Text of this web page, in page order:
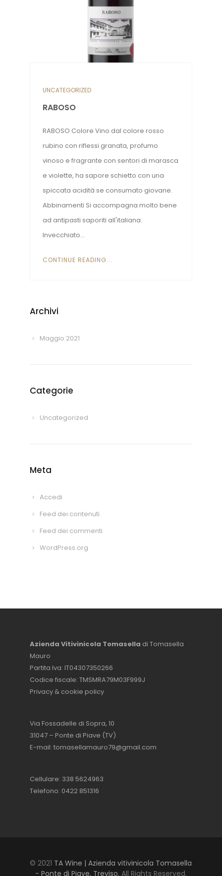
UNCATEGORIZED
RABOSO
RABOSO Colore Vino dal colore rosso
rubino con riflessi granata, profumo
vinoso e fragrante con sentori di marasca
e violette, ha sapore schietto con una
spiccata acidità se consumato giovane.
Abbinamenti Si accompagna molto bene
ad antipasti saporiti all'italiana.
Invecchiato...
CONTINUE READING...
Archivi
Maggio 2021
Categorie
Uncategorized
Meta
Accedi
Feed dei contenuti
Feed dei commenti
WordPress.org
Azienda Vitivinicola Tomasella di Tomasella
Mauro
Partita Iva: IT04307350266
Codice fiscale: TMSMRA79M03F999J
Privacy & cookie policy
Via Fossadelle di Sopra, 10
31047 – Ponte di Piave (TV)
E-mail: tomasellamauro79@gmail.com
Cellulare: 338 5624963
Telefono: 0422 851316
© 2021 TA Wine | Azienda vitivinicola Tomasella
- Ponte di Piave, Treviso, All Rights Reserved.